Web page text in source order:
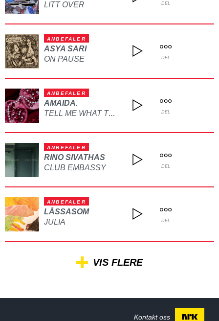
LITT OVER
DEL
ANBEFALER
ASYA SARI
ON PAUSE
DEL
ANBEFALER
AMAIDA.
TELL ME WHAT TO DO DEL
ANBEFALER
RINO SIVATHAS
CLUB EMBASSY
DEL
ANBEFALER
LÅSSASOM
JULIA
DEL
VIS FLERE
Kontakt oss